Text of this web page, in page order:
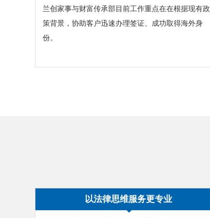
兰创家事与财富传承部目前工作重点在在根据现有政
策背景，协助客户迅速办理签证、成功取得海外身
份。
以法律思维服务更专业